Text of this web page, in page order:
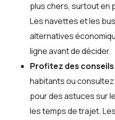
plus chers, surtout en
Les navettes et les
alternatives
ligne avant de décider.
Profitez des
habitants ou
pour des astuces sur
les temps de trajet.